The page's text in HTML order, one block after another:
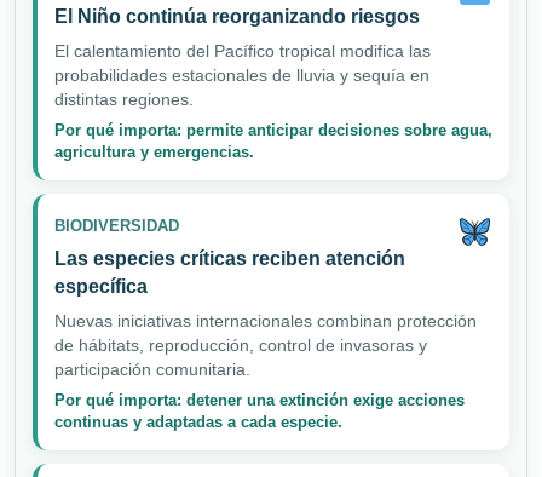
El Niño continúa reorganizando riesgos
El calentamiento del Pacífico tropical modifica las
probabilidades estacionales de lluvia y sequía en
distintas regiones.
Por qué importa: permite anticipar decisiones sobre agua,
agricultura y emergencias.
BIODIVERSIDAD
Las especies críticas reciben atención
específica
Nuevas iniciativas internacionales combinan protección
de hábitats, reproducción, control de invasoras y
participación comunitaria.
Por qué importa: detener una extinción exige acciones
continuas y adaptadas a cada especie.